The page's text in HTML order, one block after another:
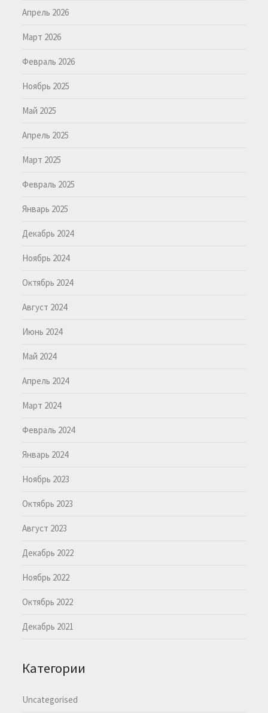
Апрель 2026
Март 2026
Февраль 2026
Ноябрь 2025
Май 2025
Апрель 2025
Март 2025
Февраль 2025
Январь 2025
Декабрь 2024
Ноябрь 2024
Октябрь 2024
Август 2024
Июнь 2024
Май 2024
Апрель 2024
Март 2024
Февраль 2024
Январь 2024
Ноябрь 2023
Октябрь 2023
Август 2023
Декабрь 2022
Ноябрь 2022
Октябрь 2022
Декабрь 2021
Категории
Uncategorised